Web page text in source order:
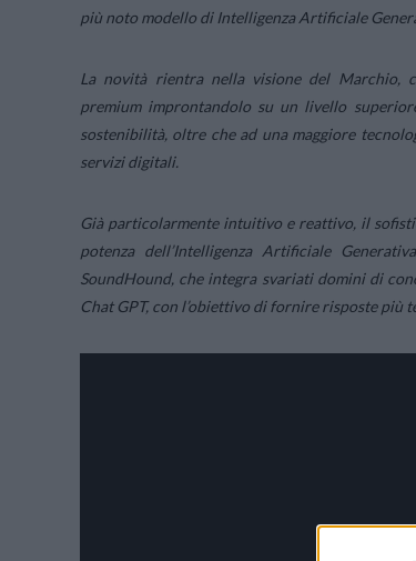
più noto modello di Intelligenza Artificiale
La novità rientra nella visione del Marchio,
premium improntandolo su un livello
sostenibilità, oltre che ad una maggiore
servizi digitali.
Già particolarmente intuitivo e reattivo, il
potenza dell’Intelligenza Artificiale
SoundHound, che integra svariati domini di
Chat GPT, con l’obiettivo di fornire risposte più